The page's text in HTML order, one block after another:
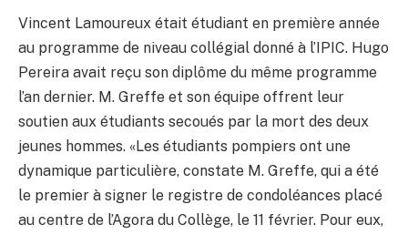
Vincent Lamoureux était étudiant en première année
au programme de niveau collégial donné à l’IPIC. Hugo
Pereira avait reçu son diplôme du même programme
l’an dernier. M. Greffe et son équipe offrent leur
soutien aux étudiants secoués par la mort des deux
jeunes hommes. «Les étudiants pompiers ont une
dynamique particulière, constate M. Greffe, qui a été
le premier à signer le registre de condoléances placé
au centre de l’Agora du Collège, le 11 février. Pour eux,